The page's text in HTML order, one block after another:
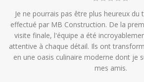
Je ne pourrais pas être plus heureux du
effectué par MB Construction. De la
visite finale, l'équipe a été
attentive à chaque détail. Ils ont
en une oasis culinaire moderne dont je
mes amis.